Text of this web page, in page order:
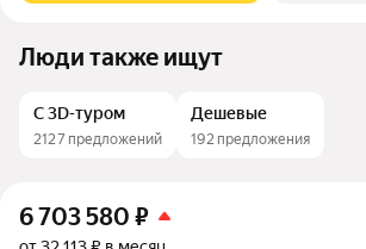
Люди также ищут
С 3D-туром
2127 предложений
Дешевые
192 предложения
6 703 580 ₽